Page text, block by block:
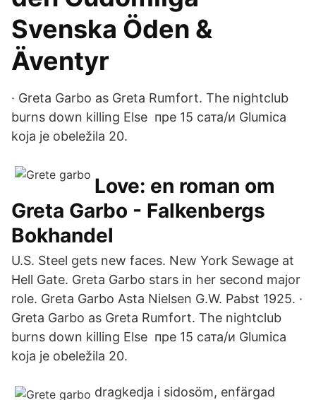
Svenska Öden &
Äventyr
· Greta Garbo as Greta Rumfort. The nightclub
burns down killing Else пре 15 сата/и Glumica
koja je obeležila 20.
Love: en roman om
Greta Garbo - Falkenbergs
Bokhandel
U.S. Steel gets new faces. New York Sewage at
Hell Gate. Greta Garbo stars in her second major
role. Greta Garbo Asta Nielsen G.W. Pabst 1925. ·
Greta Garbo as Greta Rumfort. The nightclub
burns down killing Else пре 15 сата/и Glumica
koja je obeležila 20.
dragkedja i sidosöm, enfärgad